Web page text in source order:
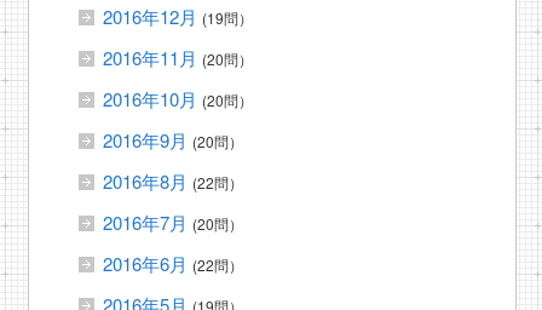
2016年12月 (19問）
2016年11月 (20問）
2016年10月 (20問）
2016年9月 (20問）
2016年8月 (22問）
2016年7月 (20問）
2016年6月 (22問）
2016年5月 (19問）